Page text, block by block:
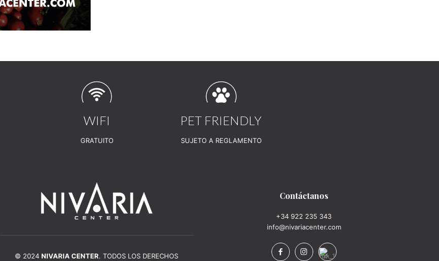
WIFI
GRATUITO
PET FRIENDLY
SUJETO A REGLAMENTO
© 2024NIVARIA CENTER. TODOS LOS DERECHOS
Contáctanos
+34 922 235 343
info@nivariacenter.com